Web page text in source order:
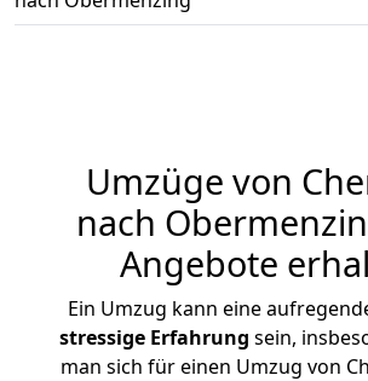
Umzüge von
nach
Angebote
Ein Umzug kann eine
stressige Erfahrung sein,
man sich für einen Umzug von